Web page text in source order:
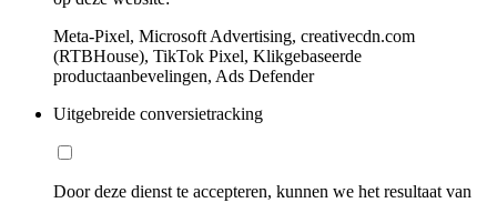
Meta-Pixel, Microsoft Advertising, creativecdn.com
(RTBHouse), TikTok Pixel, Klikgebaseerde
productaanbevelingen, Ads Defender
Uitgebreide conversietracking
Door deze dienst te accepteren, kunnen we het resultaat van